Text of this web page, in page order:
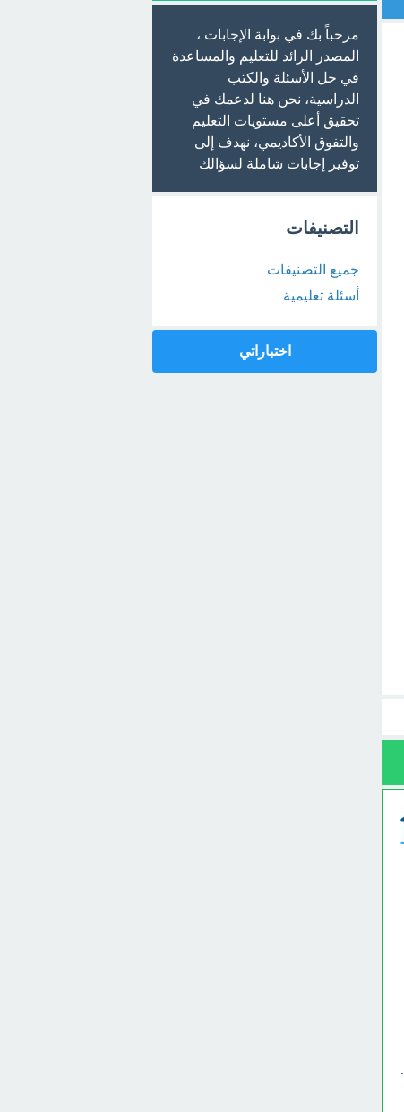
مرحباً بك في بوابة الإجابات ،
المصدر الرائد للتعليم والمساعدة
في حل الأسئلة والكتب
الدراسية، نحن هنا لدعمك في
تحقيق أعلى مستويات التعليم
والتفوق الأكاديمي، نهدف إلى
توفير إجابات شاملة لسؤالك
التصنيفات
جميع التصنيفات
أسئلة تعليمية
اختباراتي